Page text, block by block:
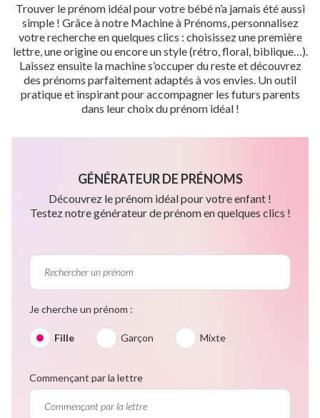
Trouver le prénom idéal pour votre bébé n’a jamais été aussi
simple ! Grâce à notre Machine à Prénoms, personnalisez
votre recherche en quelques clics : choisissez une première
lettre, une origine ou encore un style (rétro, floral, biblique…).
Laissez ensuite la machine s’occuper du reste et découvrez
des prénoms parfaitement adaptés à vos envies. Un outil
pratique et inspirant pour accompagner les futurs parents
dans leur choix du prénom idéal !
GÉNÉRATEUR DE PRÉNOMS
Découvrez le prénom idéal pour votre enfant !
Testez notre générateur de prénom en quelques clics !
Je cherche un prénom :
Fille Garçon Mixte
Commençant par la lettre